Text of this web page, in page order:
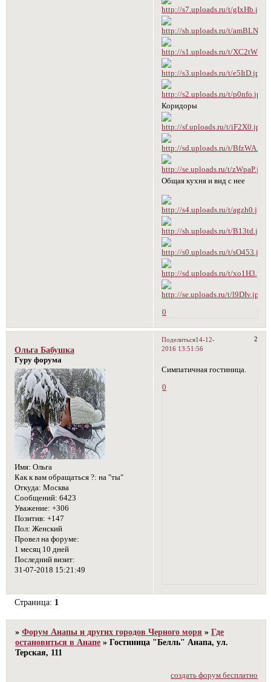
Коридоры
Общая кухня и вид с нее
0
Поделиться 2
14-12-
2016 13:51:56
Ольга Бабушка
Гуру форума
Имя: Ольга
Как к вам обращаться ?: на "ты"
Откуда: Москва
Сообщений: 6423
Уважение: +306
Позитив: +147
Пол: Женский
Провел на форуме:
1 месяц 10 дней
Последний визит:
31-07-2018 15:21:49
Симпатичная гостиница.
0
Страница: 1
»Форум Анапы и других городов Черного моря »Где
остановиться в Анапе »Гостиница "Белль" Анапа, ул.
Терская, 111
создать форум бесплатно